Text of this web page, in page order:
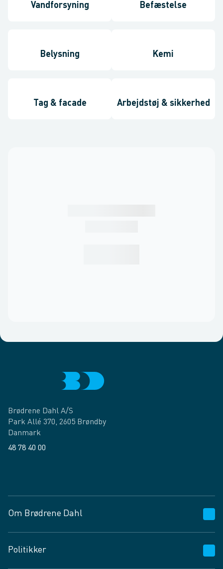
Vandforsyning Befæstelse
Belysning Kemi
Tag & facade Arbejdstøj & sikkerhed
Brødrene Dahl A/S
Park Allé 370, 2605 Brøndby
Danmark
48 78 40 00
Om Brødrene Dahl
Vagttelefon 30 10 89 89
Politikker